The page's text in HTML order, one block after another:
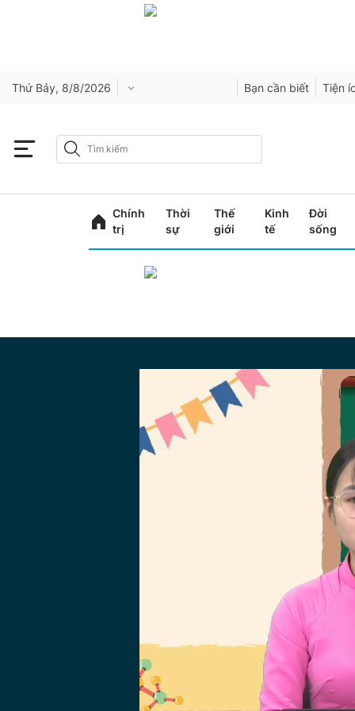
Thứ Bảy, 8/8/2026 Bạn cần biết Tiện
Chính
trị
Thời
sự
Thế
giới
Kinh
tế
Đời
sống